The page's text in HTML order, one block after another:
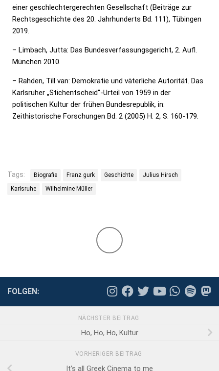
einer geschlechtergerechten Gesellschaft (Beiträge zur
Rechtsgeschichte des 20. Jahrhunderts Bd. 111), Tübingen
2019.
– Limbach, Jutta: Das Bundesverfassungsgericht, 2. Aufl.
München 2010.
– Rahden, Till van: Demokratie und väterliche Autorität. Das
Karlsruher „Stichentscheid“-Urteil von 1959 in der
politischen Kultur der frühen Bundesrepublik, in:
Zeithistorische Forschungen Bd. 2 (2005) H. 2, S. 160-179.
Tags: Biografie Franz gurk Geschichte
Julius Hirsch
Karlsruhe
Wilhelmine Müller
FOLGEN:
NÄCHSTER BEITRAG
Ho, Ho, Ho, Kultur
VORHERIGER BEITRAG
It’s all Greek Cinema to me